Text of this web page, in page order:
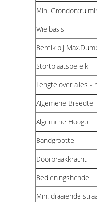
Min.
Wielbasis
Bereik bij
Stortplaatsbereik
Lengte over alles -
Algemene Breedte
Algemene Hoogte
Bandgrootte
Doorbraakkracht
Bedieningshendel
Min. draaiende